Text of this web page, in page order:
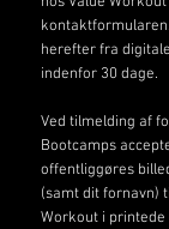
herefter fra
indenfor 30 dage.
Ved tilmelding af
Bootcamps
offentliggøres
(samt dit fornavn)
Workout i